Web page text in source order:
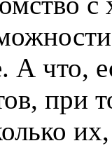
А что,
при